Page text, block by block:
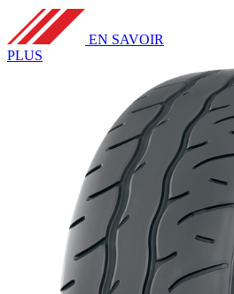
EN SAVOIR
PLUS